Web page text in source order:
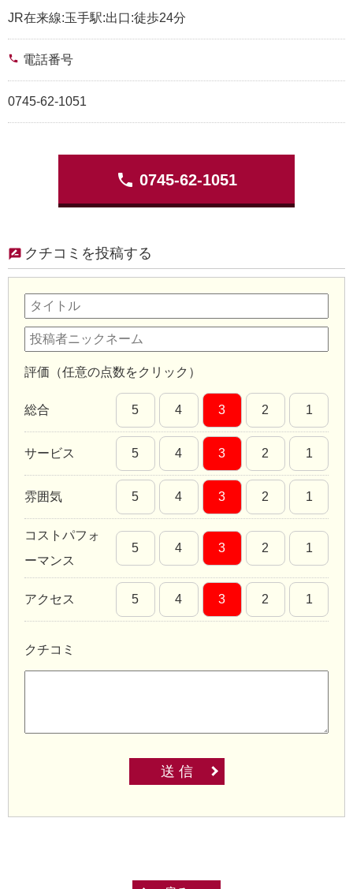
JR在来線:玉手駅:出口:徒歩24分
phone 電話番号
0745-62-1051
phone 0745-62-1051
クチコミを投稿する
評価（任意の点数をクリック）
総合 5 4 3 2 1
サービス 5 4 3 2 1
雰囲気 5 4 3 2 1
コストパフォ
ーマンス
5 4 3 2 1
アクセス 5 4 3 2 1
クチコミ
送 信